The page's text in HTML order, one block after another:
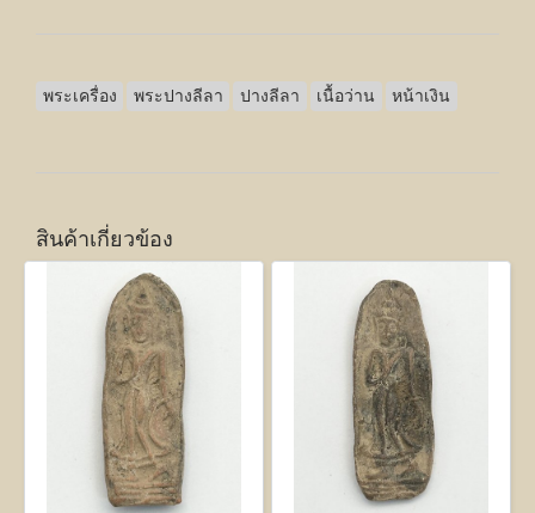
พระเครื่อง พระปางลีลา ปางลีลา เนื้อว่าน หน้าเงิน
สินค้าเกี่ยวข้อง